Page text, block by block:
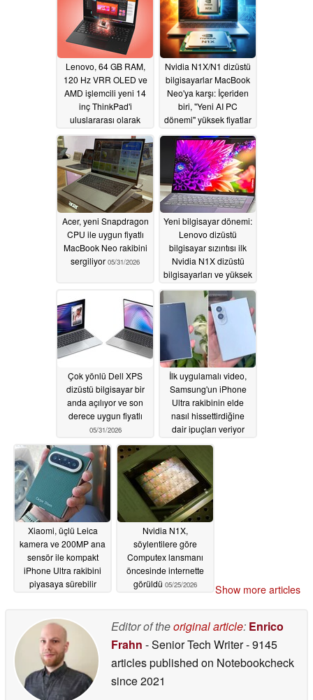
Lenovo, 64 GB RAM,
120 Hz VRR OLED ve
AMD işlemcili yeni 14
inç ThinkPad'i
uluslararası olarak
06/01/2026
Nvidia N1X/N1 dizüstü
bilgisayarlar MacBook
Neo'ya karşı: İçeriden
biri, "Yeni AI PC
dönemi" yüksek fiyatlar
başarısız olabilir diyor
05/31/2026
Acer, yeni Snapdragon
CPU ile uygun fiyatlı
MacBook Neo rakibini
sergiliyor 05/31/2026
Yeni bilgisayar dönemi:
Lenovo dizüstü
bilgisayar sızıntısı ilk
Nvidia N1X dizüstü
bilgisayarları ve yüksek
05/31/2026
Çok yönlü Dell XPS
dizüstü bilgisayar bir
anda açılıyor ve son
derece uygun fiyatlı
05/31/2026
İlk uygulamalı video,
Samsung'un iPhone
Ultra rakibinin elde
nasıl hissettirdiğine
dair ipuçları veriyor
05/28/2026
Xiaomi, üçlü Leica
kamera ve 200MP ana
sensör ile kompakt
iPhone Ultra rakibini
piyasaya sürebilir
Nvidia N1X,
söylentilere göre
Computex lansmanı
öncesinde internette
görüldü 05/25/2026 Show more articles
Editor of theoriginal article: Enrico
Frahn - Senior Tech Writer- 9145
articles published on Notebookcheck
since 2021